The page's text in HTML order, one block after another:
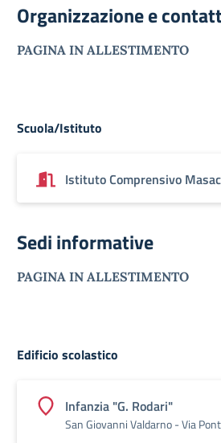
Organizzazione e
PAGINA IN ALLESTIMENTO
Scuola/Istituto
Istituto Comprensivo
Sedi informative
PAGINA IN ALLESTIMENTO
Edificio scolastico
Infanzia "G. Rodari"
San Giovanni Valdarno - Via